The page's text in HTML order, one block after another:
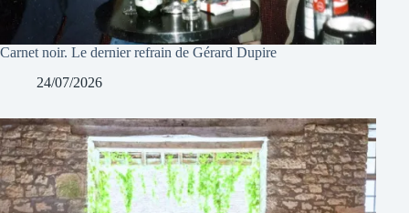
Carnet noir. Le dernier refrain de Gérard Dupire
24/07/2026